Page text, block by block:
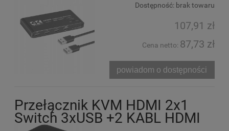
Dostępność: brak towaru
107,91 zł
Cena netto: 87,73 zł
powiadom o dostępności
Przełącznik KVM HDMI 2x1
Switch 3xUSB +2 KABL HDMI